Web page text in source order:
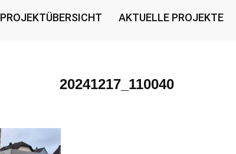
PROJEKTÜBERSICHT AKTUELLE PROJEKTE
20241217_110040